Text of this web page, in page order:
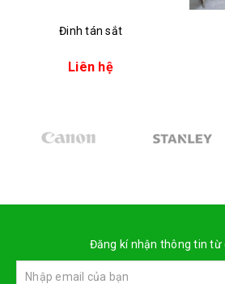
Đinh tán sắt
Liên hệ
Đăng kí nhận thông tin từ